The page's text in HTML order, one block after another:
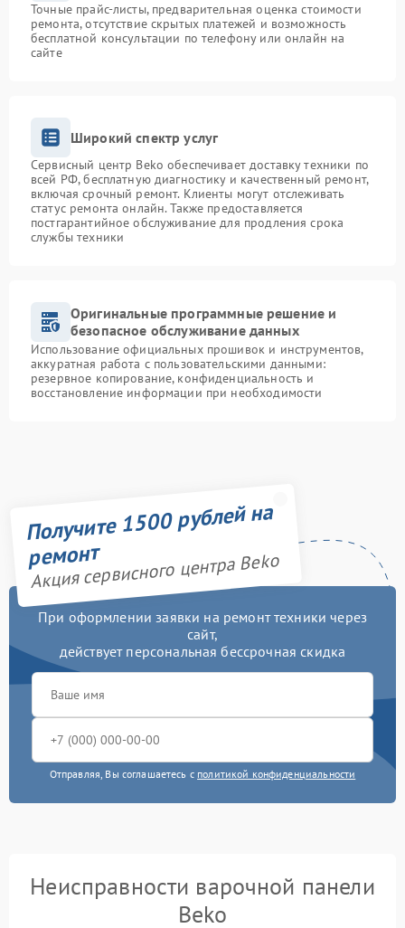
Точные прайс-листы, предварительная оценка стоимости
ремонта, отсутствие скрытых платежей и возможность
бесплатной консультации по телефону или онлайн на
сайте
Широкий спектр услуг
Сервисный центр Beko обеспечивает доставку техники по
всей РФ, бесплатную диагностику и качественный ремонт,
включая срочный ремонт. Клиенты могут отслеживать
статус ремонта онлайн. Также предоставляется
постгарантийное обслуживание для продления срока
службы техники
Оригинальные программные решение и
безопасное обслуживание данных
Использование официальных прошивок и инструментов,
аккуратная работа с пользовательскими данными:
резервное копирование, конфиденциальность и
восстановление информации при необходимости
Получите 1500 рублей на
ремонт
Акция сервисного центра Beko
При оформлении заявки на ремонт техники через
сайт,
действует персональная бессрочная скидка
Отправляя, Вы соглашаетесь с политикой конфиденциальности
Неисправности варочной панели
Beko